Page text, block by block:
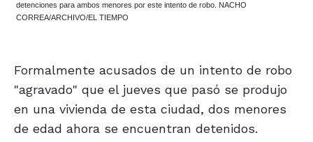
detenciones para ambos menores por este intento de robo. NACHO
CORREA/ARCHIVO/EL TIEMPO
Formalmente acusados de un intento de robo
"agravado" que el jueves que pasó se produjo
en una vivienda de esta ciudad, dos menores
de edad ahora se encuentran detenidos.